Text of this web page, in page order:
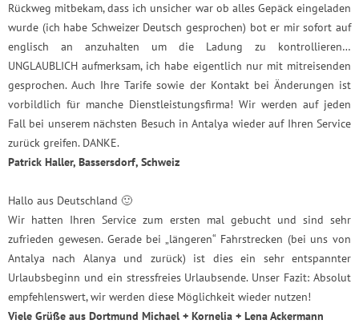
Rückweg mitbekam, dass ich unsicher war ob alles Gepäck eingeladen
wurde (ich habe Schweizer Deutsch gesprochen) bot er mir sofort auf
englisch an anzuhalten um die Ladung zu kontrollieren…
UNGLAUBLICH aufmerksam, ich habe eigentlich nur mit mitreisenden
gesprochen. Auch Ihre Tarife sowie der Kontakt bei Änderungen ist
vorbildlich für manche Dienstleistungsfirma! Wir werden auf jeden
Fall bei unserem nächsten Besuch in Antalya wieder auf Ihren Service
zurück greifen. DANKE.
Patrick Haller, Bassersdorf, Schweiz
Hallo aus Deutschland 🙂
Wir hatten Ihren Service zum ersten mal gebucht und sind sehr
zufrieden gewesen. Gerade bei „längeren“ Fahrstrecken (bei uns von
Antalya nach Alanya und zurück) ist dies ein sehr entspannter
Urlaubsbeginn und ein stressfreies Urlaubsende. Unser Fazit: Absolut
empfehlenswert, wir werden diese Möglichkeit wieder nutzen!
Viele Grüße aus Dortmund Michael + Kornelia + Lena Ackermann